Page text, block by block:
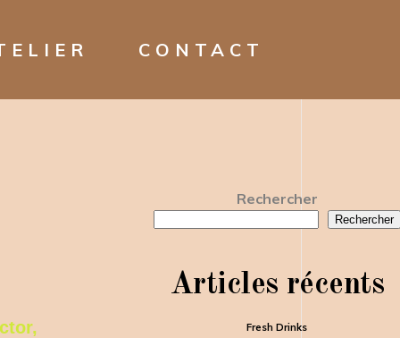
CONTACT
Rechercher
Rechercher
Articles récents
Fresh Drinks